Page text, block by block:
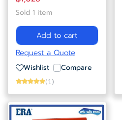
Sold 1 item
Add to cart
Request a Quote
Wishlist Compare
(1)